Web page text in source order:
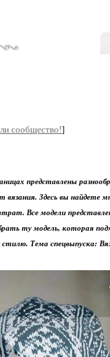
сообщество!]
представлены
Здесь вы найдете
Все модели
ту модель, которая
Тема спецвыпуска: